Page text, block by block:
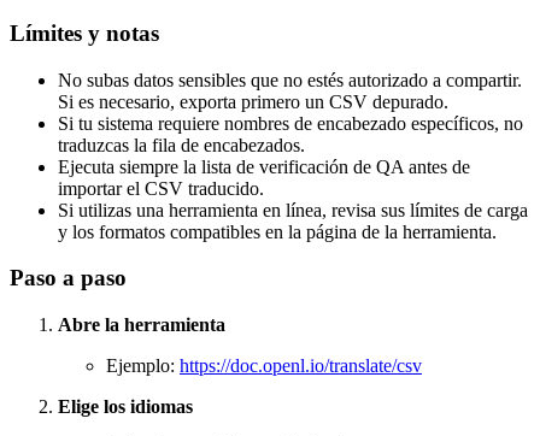
Límites y notas
No subas datos sensibles que no estés autorizado a compartir.
Si es necesario, exporta primero un CSV depurado.
Si tu sistema requiere nombres de encabezado específicos, no
traduzcas la fila de encabezados.
Ejecuta siempre la lista de verificación de QA antes de
importar el CSV traducido.
Si utilizas una herramienta en línea, revisa sus límites de carga
y los formatos compatibles en la página de la herramienta.
Paso a paso
Abre la herramienta
Ejemplo: https://doc.openl.io/translate/csv
Elige los idiomas